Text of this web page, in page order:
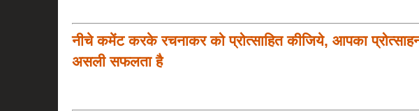
नीचे कमेंट करके रचनाकर को प्रोत्साहित कीजिये, आपका
असली सफलता है